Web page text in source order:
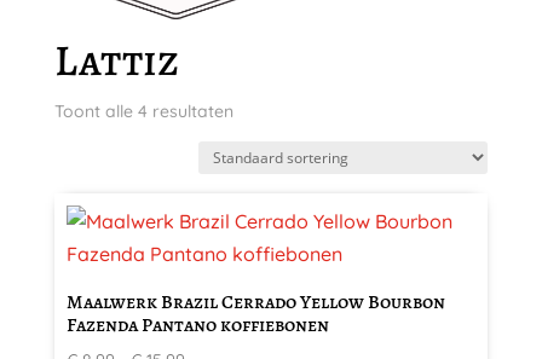
Lattiz
Toont alle 4 resultaten
Maalwerk Brazil Cerrado Yellow Bourbon
Fazenda Pantano koffiebonen
Dit
product
meerdere
variaties.